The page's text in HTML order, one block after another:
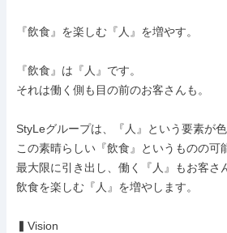
『飲食』を楽しむ『人』を増やす。
『飲食』は『人』です。
それは働く側も目の前のお客さんも。
StyLeグループは、『人』という要素が色
この素晴らしい『飲食』というものの可
最大限に引き出し、働く『人』もお客さ
飲食を楽しむ『人』を増やします。
▍Vision